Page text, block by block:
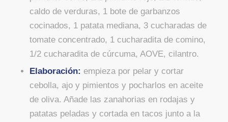
caldo de verduras, 1 bote de garbanzos
cocinados, 1 patata mediana, 3 cucharadas de
tomate concentrado, 1 cucharadita de comino,
1/2 cucharadita de cúrcuma, AOVE, cilantro.
Elaboración: empieza por pelar y cortar
cebolla, ajo y pimientos y pocharlos en aceite
de oliva. Añade las zanahorias en rodajas y
patatas peladas y cortada en tacos junto a la